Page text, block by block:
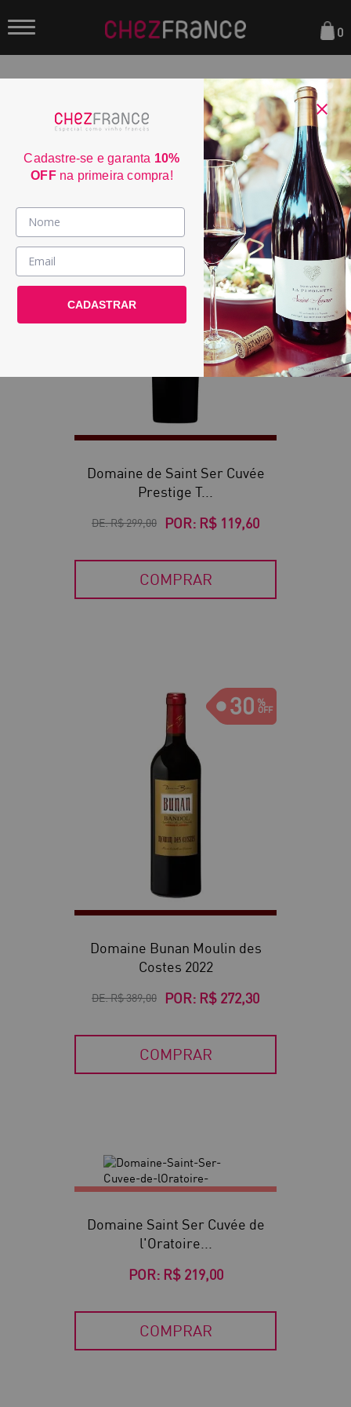
Vinhos >
País / Região >
Le Club >
0
ORDENAR POR:
60
Domaine de Saint Ser Cuvée
Prestige T...
DE:R$ 299,00 POR: R$ 119,60
COMPRAR
30
Domaine Bunan Moulin des
Costes 2022
DE:R$ 389,00 POR: R$ 272,30
COMPRAR
Domaine Saint Ser Cuvée de
l'Oratoire...
POR: R$ 219,00
COMPRAR
Cadastre-se e garanta 10%
OFFna primeira compra!
CADASTRAR